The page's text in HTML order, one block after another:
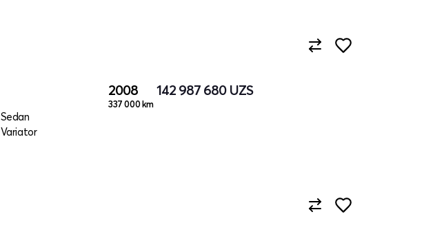
Sedan
Variator
2008
337 000 km
142 987 680 UZS